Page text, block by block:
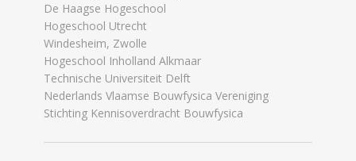
De Haagse Hogeschool
Hogeschool Utrecht
Windesheim, Zwolle
Hogeschool Inholland Alkmaar
Technische Universiteit Delft
Nederlands Vlaamse Bouwfysica Vereniging
Stichting Kennisoverdracht Bouwfysica